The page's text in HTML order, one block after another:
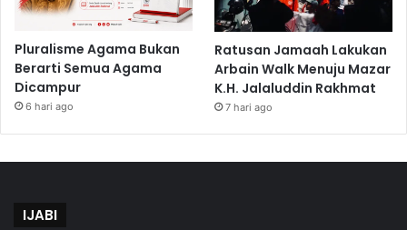
Pluralisme Agama Bukan
Berarti Semua Agama
Dicampur
6 hari ago
Ratusan Jamaah Lakukan
Arbain Walk Menuju Mazar
K.H. Jalaluddin Rakhmat
7 hari ago
IJABI